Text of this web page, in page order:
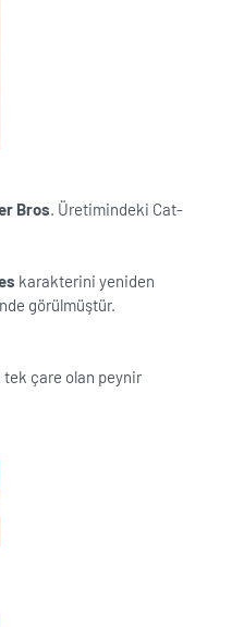
Bros. Üretimindeki Cat-
karakterini yeniden
nde görülmüştür.
tek çare olan peynir